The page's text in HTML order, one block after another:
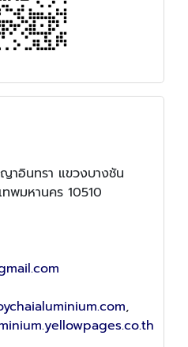
อินทรา แขวงบางชัน
พมหานคร 10510
,